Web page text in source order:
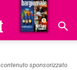
Hoteldomani
contenuto sponsorizzato